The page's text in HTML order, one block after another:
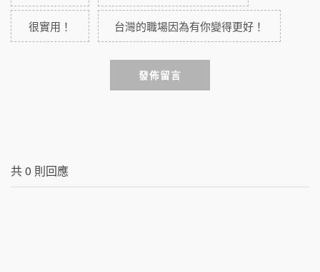
很實用！ 台灣的職場因為有你變得更好！
發佈留言
共0 則回應